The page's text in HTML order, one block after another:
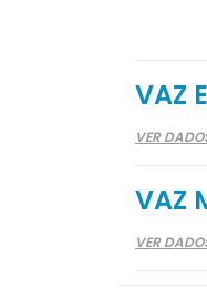
VAZ
VER
VAZ
VER